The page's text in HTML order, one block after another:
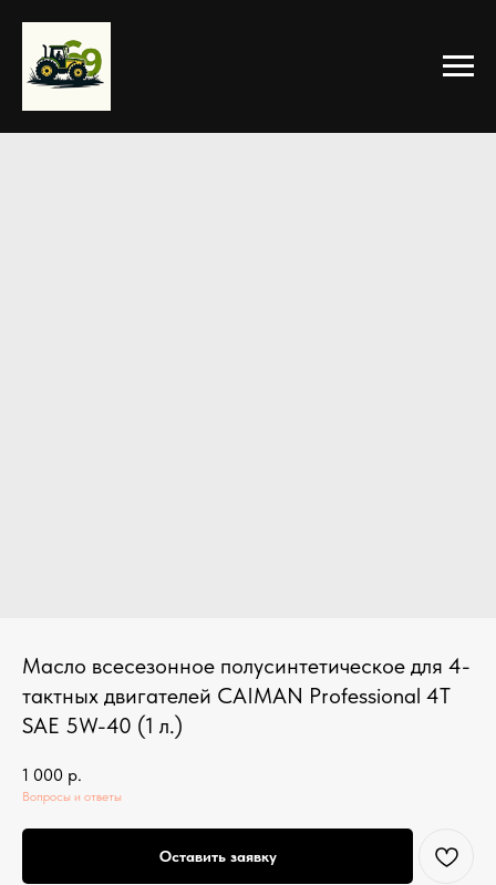
Масло всесезонное полусинтетическое для 4-
тактных двигателей CAIMAN Professional 4T
SAE 5W-40 (1 л.)
1 000 р.
Вопросы и ответы
Оставить заявку